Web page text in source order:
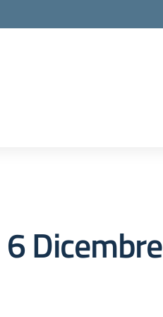
6 Dicembre